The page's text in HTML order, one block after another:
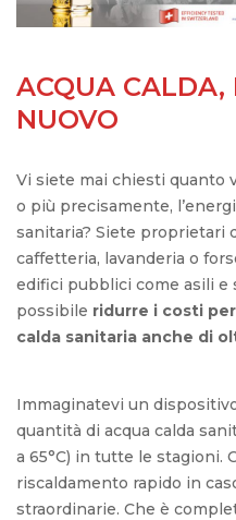
ACQUA CALDA,
NUOVO
Vi siete mai chiesti quanto
o più precisamente,
sanitaria? Siete proprietari
caffetteria, lavanderia o
edifici pubblici come asili e
possibile ridurre i costi
calda sanitaria anche di
Immaginatevi un
quantità di acqua calda
a 65°C) in tutte le stagioni.
riscaldamento rapido in
straordinarie. Che è